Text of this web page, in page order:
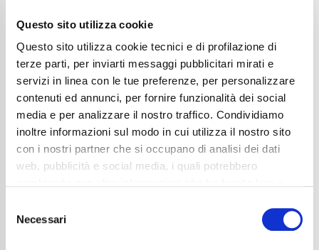
Questo sito utilizza cookie
Questo sito utilizza cookie tecnici e di profilazione di
terze parti, per inviarti messaggi pubblicitari mirati e
servizi in linea con le tue preferenze, per personalizzare
contenuti ed annunci, per fornire funzionalità dei social
media e per analizzare il nostro traffico. Condividiamo
inoltre informazioni sul modo in cui utilizza il nostro sito
con i nostri partner che si occupano di analisi dei dati
web, pubblicità e social media, i quali potrebbero
mera chiusura del banner non comporta l’accettazione
Selection
Necessari
Audi A3 Sportback 30 2.0 tdi s-tronic